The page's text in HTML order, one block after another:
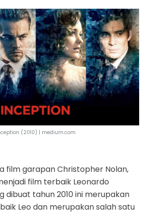
(2010) | medium.com
film garapan Christopher Nolan,
film terbaik Leonardo
dibuat tahun 2010 ini merupakan
Leo dan merupakan salah satu